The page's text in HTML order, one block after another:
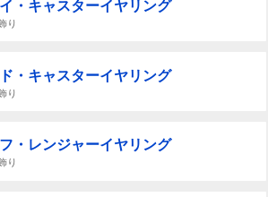
・キャスターイヤリング
り
・キャスターイヤリング
り
・レンジャーイヤリング
り